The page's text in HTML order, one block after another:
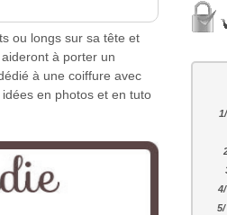
ou longs sur sa tête et
à porter un
à une coiffure avec
en photos et en tuto